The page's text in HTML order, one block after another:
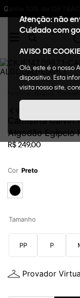
Atenção: não
Cuidado com
AVISO DE
Olá, este é o nosso
dispositivo. Esta
visita nosso site,
Camiseta
Algodão Egípcio
R$249,00
Cor Preto
Tamanho
PP P
Provador